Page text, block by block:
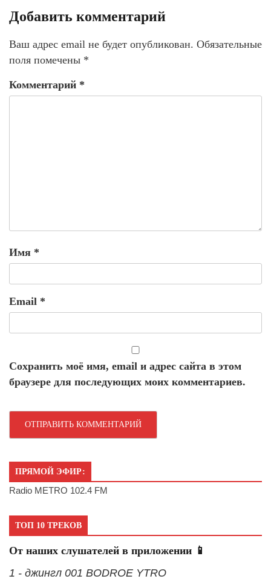
Добавить комментарий
Ваш адрес email не будет опубликован. Обязательные
поля помечены *
Комментарий *
Имя *
Email *
Сохранить моё имя, email и адрес сайта в этом
браузере для последующих моих комментариев.
ПРЯМОЙ ЭФИР:
Radio METRO 102.4 FM
ТОП 10 ТРЕКОВ
От наших слушателей в приложении 📱
1 - джингл 001 BODROE YTRO